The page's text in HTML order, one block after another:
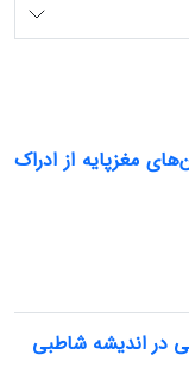
مغزپایه از ادراک
در اندیشه شاطبی